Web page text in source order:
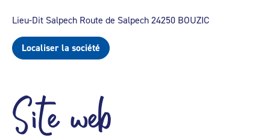
Lieu-Dit Salpech Route de Salpech 24250 BOUZIC
Localiser la société
Site web